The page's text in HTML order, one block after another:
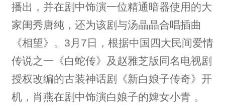
播出，并在剧中饰演一位精通暗器使用的大
家闺秀唐纯，还为该剧与汤晶晶合唱插曲
《相望》。3月7日，根据中国四大民间爱情
传说之一《白蛇传》及赵雅芝版同名电视剧
授权改编的古装神话剧《新白娘子传奇》开
机，肖燕在剧中饰演白娘子的婢女小青 。